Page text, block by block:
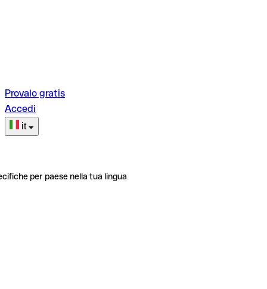
Provalo gratis
Accedi
it
per paese nella tua lingua